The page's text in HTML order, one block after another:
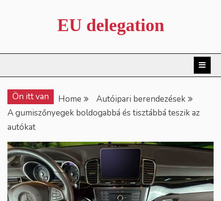
EU delegation
Ön itt van Home
Autóipari berendezések
A gumiszőnyegek boldogabbá és tisztábbá teszik az
autókat